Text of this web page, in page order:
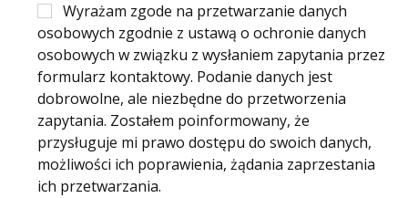
Wyrażam zgode na przetwarzanie danych
osobowych zgodnie z ustawą o ochronie danych
osobowych w związku z wysłaniem zapytania przez
formularz kontaktowy. Podanie danych jest
dobrowolne, ale niezbędne do przetworzenia
zapytania. Zostałem poinformowany, że
przysługuje mi prawo dostępu do swoich danych,
możliwości ich poprawienia, żądania zaprzestania
ich przetwarzania.